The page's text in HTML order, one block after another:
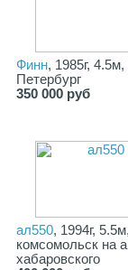
Финн, 1985г,
Петербург
350 000 руб
ал550, 1994г, 5.5м,
комсомольск на
хабаровского